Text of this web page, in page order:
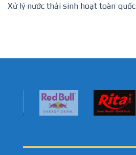
Xử lý nước thải sinh hoạt toàn quốc